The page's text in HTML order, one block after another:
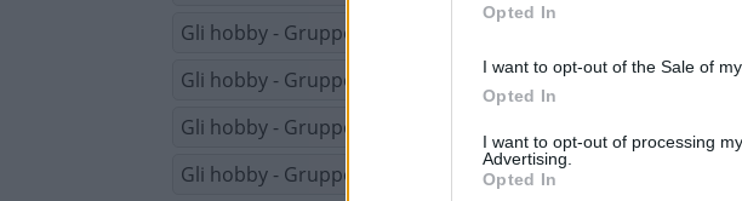
Opted In
I want to opt-out of the Sale of
Opted In
I want to opt-out of processing
Advertising.
Opted In
Gli hobby - Gruppo 1407 - Puzzle 1
Gli hobby - Gruppo 1407 - Puzzle 2
Gli hobby - Gruppo 1407 - Puzzle 3
Gli hobby - Gruppo 1407 - Puzzle 4